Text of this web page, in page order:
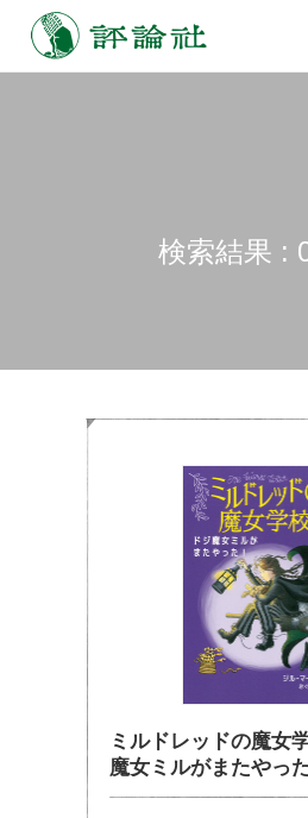
検索結果 :
ミルドレッドの魔
魔女ミルがまたやった